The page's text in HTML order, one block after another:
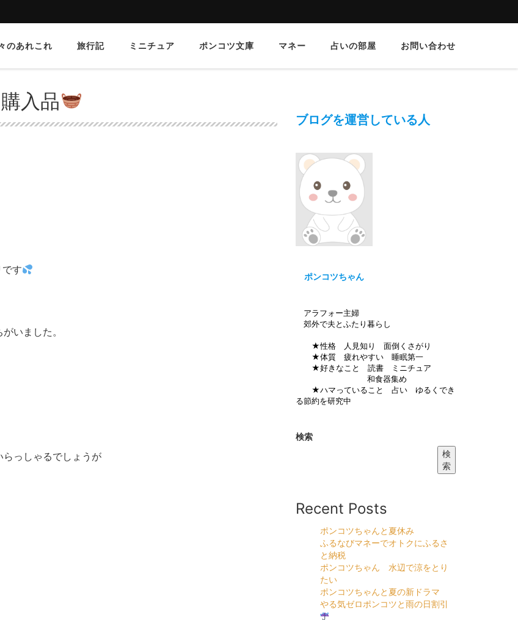
のあれこれ 旅行記 ミニチュア ポンコツ文庫 マネー 占いの部屋 お問い合わせ
入品
す
いました。
っしゃるでしょうが
ブログを運営している人
ポンコツちゃん
アラフォー主婦
郊外で夫とふたり暮らし
★性格 人見知り 面倒くさがり
★体質 疲れやすい 睡眠第一
★好きなこと 読書 ミニチュア
和食器集め
★ハマっていること 占い ゆるくでき
る節約を研究中
検索
検
索
Recent Posts
ポンコツちゃんと夏休み
ふるなびマネーでオトクにふるさ
と納税
ポンコツちゃん 水辺で涼をとり
たい
ポンコツちゃんと夏の新ドラマ
やる気ゼロポンコツと雨の日割引